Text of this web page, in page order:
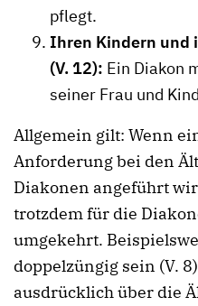
pflegt.
Ihren Kindern und
(V. 12): Ein Diakon
seiner Frau und
Allgemein gilt: Wenn
Anforderung bei den
Diakonen angeführt
trotzdem für die
umgekehrt.
doppelzüngig sein (V.
ausdrücklich über die